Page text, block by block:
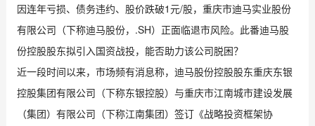
因连年亏损、债务违约、股价跌破1元/股，重庆市迪马实业股份
有限公司（下称迪马股份，.SH）正面临退市风险。此番迪马股
份控股股东拟引入国资战投，能否助力该公司脱困？
近一段时间以来，市场频有消息称，迪马股份控股股东重庆东银
控股集团有限公司（下称东银控股）与重庆市江南城市建设发展
（集团）有限公司（下称江南集团）签订《战略投资框架协